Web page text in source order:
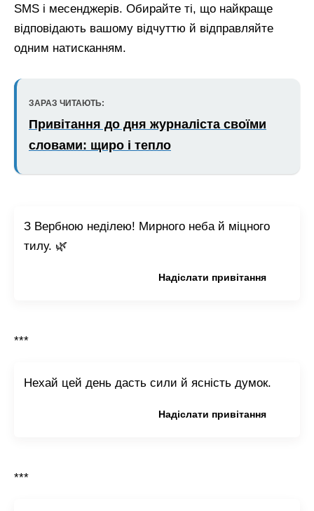
SMS і месенджерів. Обирайте ті, що найкраще
відповідають вашому відчуттю й відправляйте
одним натисканням.
ЗАРАЗ ЧИТАЮТЬ:
Привітання до дня журналіста своїми
словами: щиро і тепло
З Вербною неділею! Мирного неба й міцного
тилу. 🌿
Надіслати привітання
***
Нехай цей день дасть сили й ясність думок.
Надіслати привітання
***